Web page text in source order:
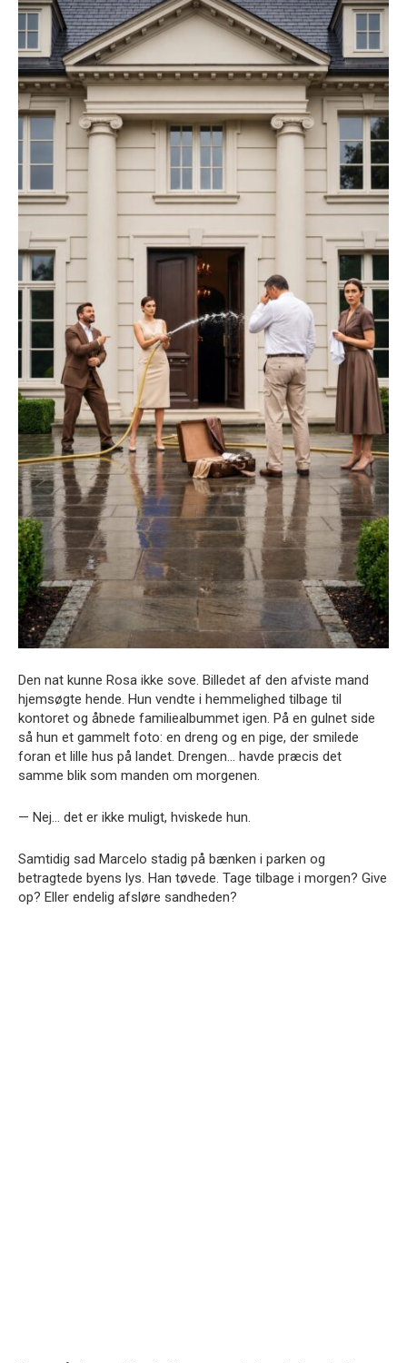
Den nat kunne Rosa ikke sove. Billedet af den afviste mand
hjemsøgte hende. Hun vendte i hemmelighed tilbage til
kontoret og åbnede familiealbummet igen. På en gulnet side
så hun et gammelt foto: en dreng og en pige, der smilede
foran et lille hus på landet. Drengen… havde præcis det
samme blik som manden om morgenen.
— Nej… det er ikke muligt, hviskede hun.
Samtidig sad Marcelo stadig på bænken i parken og
betragtede byens lys. Han tøvede. Tage tilbage i morgen? Give
op? Eller endelig afsløre sandheden?